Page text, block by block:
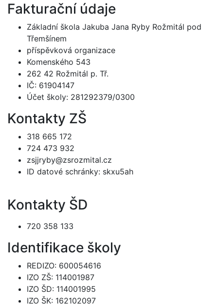
Fakturační údaje
Základní škola Jakuba Jana Ryby Rožmitál pod
Třemšínem
příspěvková organizace
Komenského 543
262 42 Rožmitál p. Tř.
IČ: 61904147
Účet školy: 281292379/0300
Kontakty ZŠ
318 665 172
724 473 932
zsjjryby@zsrozmital.cz
ID datové schránky: skxu5ah
Kontakty ŠD
720 358 133
Identifikace školy
REDIZO: 600054616
IZO ZŠ: 114001987
IZO ŠD: 114001995
IZO ŠK: 162102097